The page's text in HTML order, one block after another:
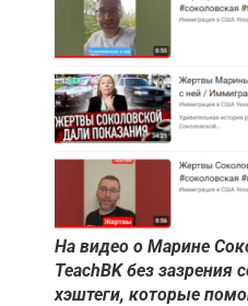
На видео о Марине
TeachBK без зазрения
хэштеги, которые